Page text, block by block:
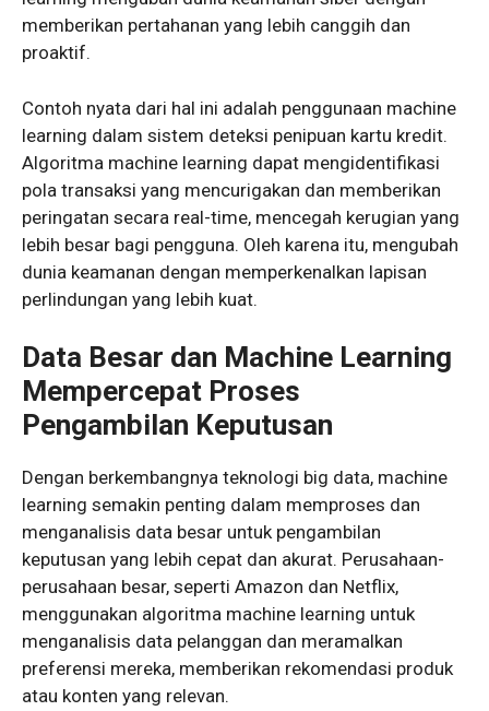
memberikan pertahanan yang lebih canggih dan
proaktif.
Contoh nyata dari hal ini adalah penggunaan machine
learning dalam sistem deteksi penipuan kartu kredit.
Algoritma machine learning dapat mengidentifikasi
pola transaksi yang mencurigakan dan memberikan
peringatan secara real-time, mencegah kerugian yang
lebih besar bagi pengguna. Oleh karena itu, mengubah
dunia keamanan dengan memperkenalkan lapisan
perlindungan yang lebih kuat.
Data Besar dan Machine Learning
Mempercepat Proses
Pengambilan Keputusan
Dengan berkembangnya teknologi big data, machine
learning semakin penting dalam memproses dan
menganalisis data besar untuk pengambilan
keputusan yang lebih cepat dan akurat. Perusahaan-
perusahaan besar, seperti Amazon dan Netflix,
menggunakan algoritma machine learning untuk
menganalisis data pelanggan dan meramalkan
preferensi mereka, memberikan rekomendasi produk
atau konten yang relevan.